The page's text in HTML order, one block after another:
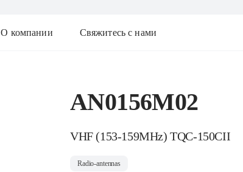
О компании Свяжитесь с нами
AN0156M02
VHF (153-159MHz) TQC-150CII
Radio-antennas